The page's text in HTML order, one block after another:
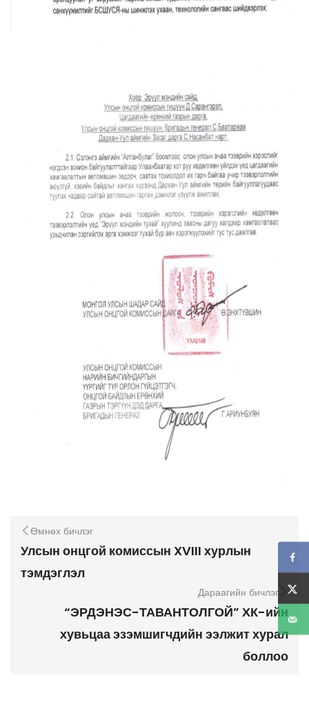
Өмнөх бичлэг
Улсын онцгой комиссын XVIII хурлын
тэмдэглэл
Дараагийн бичлэг
“ЭРДЭНЭС-ТАВАНТОЛГОЙ” ХК-ийн
хувьцаа эзэмшигчдийн ээлжит хурал
боллоо